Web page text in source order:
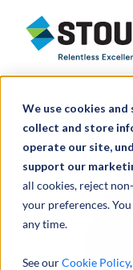
We use cookies
collect and store
operate our site,
support our
all cookies, reject
your preferences.
any time.
See ourCookie Policy,
Stout Relentless